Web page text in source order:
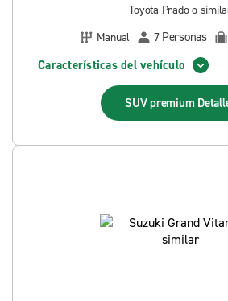
Toyota Prado o
Manual
7 Personas
Características del vehículo
SUV premium